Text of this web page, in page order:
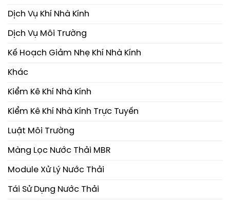
Dịch Vụ Khí Nhà Kính
Dịch Vụ Môi Trường
Kế Hoạch Giảm Nhẹ Khí Nhà Kính
Khác
Kiểm Kê Khí Nhà Kính
Kiểm Kê Khí Nhà Kính Trực Tuyến
Luật Môi Trường
Màng Lọc Nước Thải MBR
Module Xử Lý Nước Thải
Tái Sử Dụng Nước Thải